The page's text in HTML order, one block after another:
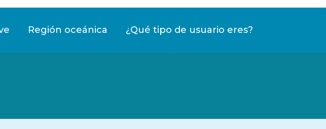
Región oceánica ¿Qué tipo de usuario eres?